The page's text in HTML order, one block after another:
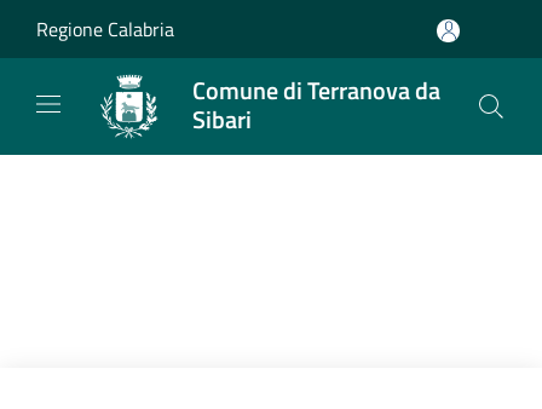
Regione Calabria
Comune di Terranova da
Sibari